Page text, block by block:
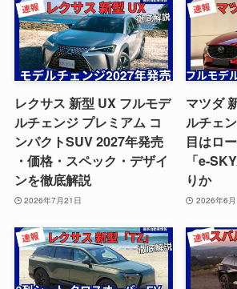
レクサス 新型 UX フルモデ
ルチェンジ プレミアム コ
ンパクトSUV 2027年発売
・価格・スペック・デザイ
ンを徹底解説
2026年7月21日
マツダ
ルチェ
目はロ
「e-
りか
2026年6